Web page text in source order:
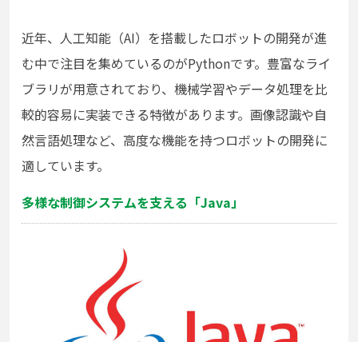
近年、人工知能（AI）を搭載したロボットの開発が進
む中で注目を集めているのがPythonです。豊富なライ
ブラリが用意されており、機械学習やデータ処理を比
較的容易に実装できる特徴があります。画像認識や自
然言語処理など、高度な機能を持つロボットの開発に
適しています。
多様な制御システムを支える「Java」